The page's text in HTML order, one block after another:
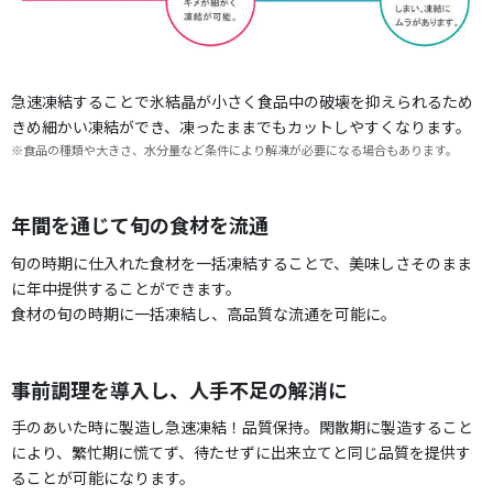
急速凍結することで氷結晶が小さく食品中の破壊を抑えられるため
きめ細かい凍結ができ、凍ったままでもカットしやすくなります。
※食品の種類や大きさ、水分量など条件により解凍が必要になる場合もあります。
年間を通じて旬の食材を流通
旬の時期に仕入れた食材を一括凍結することで、美味しさそのまま
に年中提供することができます。
食材の旬の時期に一括凍結し、高品質な流通を可能に。
事前調理を導入し、人手不足の解消に
手のあいた時に製造し急速凍結！品質保持。閑散期に製造すること
により、繁忙期に慌てず、待たせずに出来立てと同じ品質を提供す
ることが可能になります。